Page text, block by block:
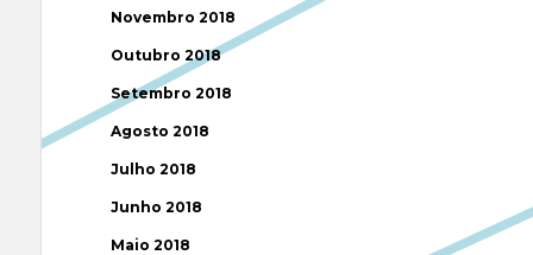
Novembro 2018
Outubro 2018
Setembro 2018
Agosto 2018
Julho 2018
Junho 2018
Maio 2018